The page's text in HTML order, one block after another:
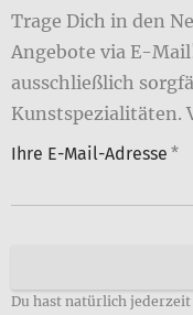
Trage Dich in den
Angebote via E-
ausschließlich
Kunstspezialitäten.
Ihre E-Mail-Adresse *
Du hast natürlich